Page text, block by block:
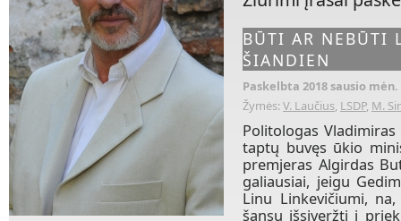
BŪTI AR NEBŪTI
ŠIANDIEN
Paskelbta 2018 sausio
Žymės:V. Laučius, LSDP, M.
Politologas
taptų buvęs ūkio
premjeras Algirdas
galiausiai, jeigu
Linu Linkevičiumi,
šansų išsiveržti į